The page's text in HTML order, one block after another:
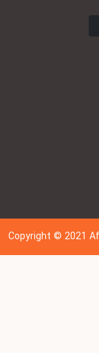
Copyright © 202 1